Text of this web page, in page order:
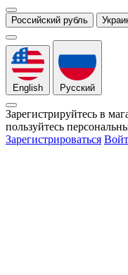
Российский рубль
English Русский
Зарегистрируйтесь в
пользуйтесь
Зарегистрироваться